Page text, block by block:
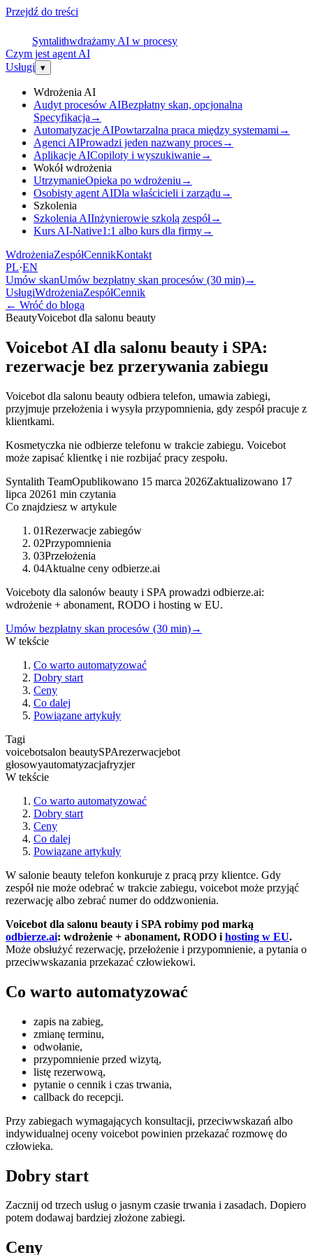
Przejdź do treści
Syntalithwdrażamy AI w procesy
Czym jest agent AI
Usługi ▾
Wdrożenia AI
Audyt procesów AIBezpłatny skan, opcjonalna
Specyfikacja →
Automatyzacje AIPowtarzalna praca między systemami →
Agenci AIProwadzi jeden nazwany proces→
Aplikacje AICopiloty i wyszukiwanie→
Wokół wdrożenia
UtrzymanieOpieka po wdrożeniu →
Osobisty agent AIDla właścicieli i zarządu →
Szkolenia
Szkolenia AIInżynierowie szkolą zespół→
Kurs AI-Native1:1 albo kurs dla firmy→
WdrożeniaZespółCennikKontakt
PL·EN
Umów skanUmów bezpłatny skan procesów (30 min)→
UsługiWdrożeniaZespółCennik
← Wróć do bloga
BeautyVoicebot dla salonu beauty
Voicebot AI dla salonu beauty i SPA:
rezerwacje bez przerywania zabiegu
Voicebot dla salonu beauty odbiera telefon, umawia zabiegi,
przyjmuje przełożenia i wysyła przypomnienia, gdy zespół pracuje z
klientkami.
Kosmetyczka nie odbierze telefonu w trakcie zabiegu. Voicebot
może zapisać klientkę i nie rozbijać pracy zespołu.
Syntalith TeamOpublikowano 15 marca 2026Zaktualizowano 17
lipca 20261 min czytania
Co znajdziesz w artykule
01Rezerwacje zabiegów
02Przypomnienia
03Przełożenia
04Aktualne ceny odbierze.ai
Voiceboty dla salonów beauty i SPA prowadzi odbierze.ai:
wdrożenie + abonament, RODO i hosting w EU.
Umów bezpłatny skan procesów (30 min)→
W tekście
Co warto automatyzować
Dobry start
Ceny
Co dalej
Powiązane artykuły
Tagi
voicebotsalon beautySPArezerwacjebot
głosowyautomatyzacjafryzjer
W tekście
Co warto automatyzować
Dobry start
Ceny
Co dalej
Powiązane artykuły
W salonie beauty telefon konkuruje z pracą przy klientce. Gdy
zespół nie może odebrać w trakcie zabiegu, voicebot może przyjąć
rezerwację albo zebrać numer do oddzwonienia.
Voicebot dla salonu beauty i SPA robimy pod marką
odbierze.ai: wdrożenie + abonament, RODO i hosting w EU.
Może obsłużyć rezerwację, przełożenie i przypomnienie, a pytania o
przeciwwskazania przekazać człowiekowi.
Co warto automatyzować
zapis na zabieg,
zmianę terminu,
odwołanie,
przypomnienie przed wizytą,
listę rezerwową,
pytanie o cennik i czas trwania,
callback do recepcji.
Przy zabiegach wymagających konsultacji, przeciwwskazań albo
indywidualnej oceny voicebot powinien przekazać rozmowę do
człowieka.
Dobry start
Zacznij od trzech usług o jasnym czasie trwania i zasadach. Dopiero
potem dodawaj bardziej złożone zabiegi.
Ceny